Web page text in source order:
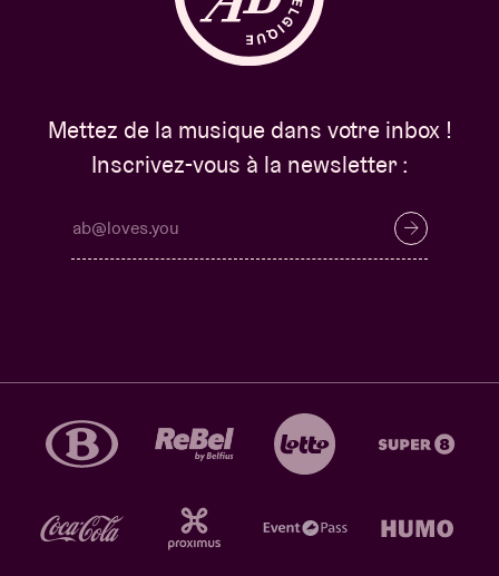
Mettez de la musique dans votre inbox !
Inscrivez-vous à la newsletter :